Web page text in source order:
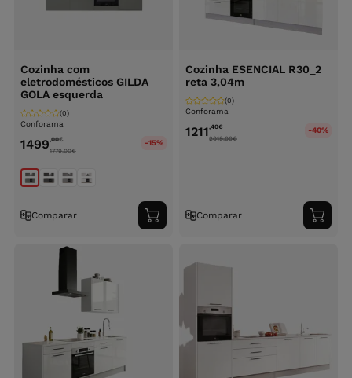
Cozinha com
eletrodomésticos GILDA
GOLA esquerda
Conforama
(0)
1499,00€
1779.00€
-15%
Comparar
Adicionar
ao
Cozinha ESENCIAL R30_2
reta 3,04m
Conforama
(0)
1211,40€
2019.00€
-40%
Comparar
ao